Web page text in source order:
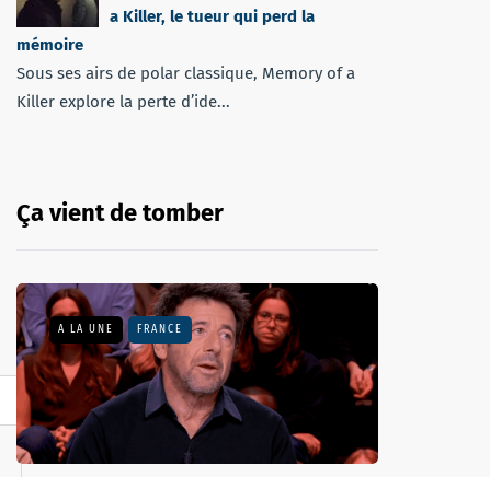
a Killer, le tueur qui perd la
mémoire
Sous ses airs de polar classique, Memory of a
Killer explore la perte d’ide...
Ça vient de tomber
A LA UNE FRANCE